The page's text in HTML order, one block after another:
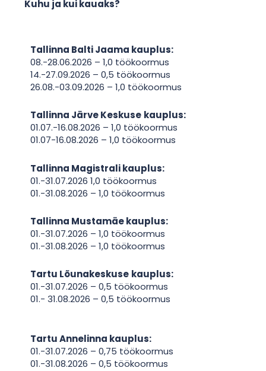
Kuhu ja kui kauaks?
Tallinna Balti Jaama kauplus:
08.-28.06.2026 – 1,0 töökoormus
14.-27.09.2026 – 0,5 töökoormus
26.08.-03.09.2026 – 1,0 töökoormus
Tallinna Järve Keskuse kauplus:
01.07.-16.08.2026 – 1,0 töökoormus
01.07-16.08.2026 – 1,0 töökoormus
Tallinna Magistralikauplus:
01.-31.07.2026 1,0 töökoormus
01.-31.08.2026 – 1,0 töökoormus
Tallinna Mustamäekauplus:
01.-31.07.2026 – 1,0 töökoormus
01.-31.08.2026 – 1,0 töökoormus
Tartu Lõunakeskuse kauplus:
01.-31.07.2026 – 0,5 töökoormus
01.- 31.08.2026 – 0,5 töökoormus
Tartu Annelinna kauplus:
01.-31.07.2026 – 0,75 töökoormus
01.-31.08.2026 – 0,5 töökoormus